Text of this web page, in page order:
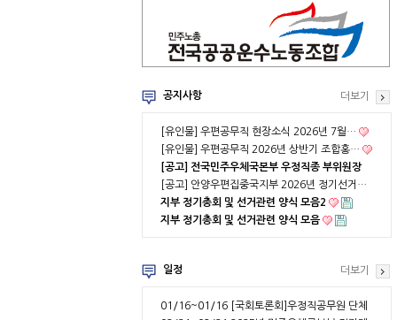
공지사항
[유인물] 우편공무직 현장소식 2026년 7월…
[유인물] 우편공무직 2026년 상반기 조합홍…
[공고] 전국민주우체국본부 우정직종 부위원장
…[공고] 안양우편집중국지부 2026년 정기선거…
지부 정기총회 및 선거관련 양식 모음2
지부 정기총회 및 선거관련 양식 모음
더보기
일정
01/16~01/16[국회토론회]우정직공무원 단체
더보기